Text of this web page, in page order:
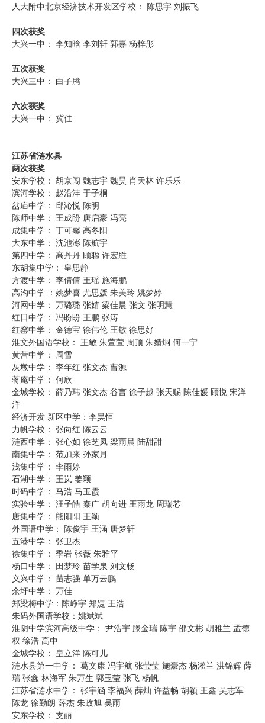
人大附中北京经济技术开发区学校： 陈思宇 刘振飞
四次获奖
大兴一中： 李知晗 李刘轩 郭嘉 杨梓彤
五次获奖
大兴三中： 白子腾
六次获奖
大兴一中： 冀佳
江苏省涟水县
两次获奖
安东学校： 胡京闯 魏志宇 魏昊 肖天林 许乐乐
滨河学校： 赵沿沣 于子桐
岔庙中学： 邱沁悦 陈明
陈师中学： 王成盼 唐启豪 冯亮
成集中学： 丁可馨 高冬阳
大东中学： 沈池澎 陈航宇
第四中学： 高丹丹 顾聪 许宏胜
东胡集中学： 皇思静
方渡中学： 李倩倩 王瑶 施海鹏
高沟中学 ：姚梦喜 尤思媛 朱美玲 姚梦婷
河网中学： 万璐璐 张婧 梁佳晨 张文 张明慧
红日中学： 冯盼盼 王鹏 张涛
红窑中学： 金德宝 徐伟伦 王敏 徐思好
淮文外国语学校： 王敏 朱萱萱 周顶 朱婧烔 何一宁
黄营中学： 周雪
灰墩中学： 李年红 张文杰 曹源
蒋庵中学： 何欣
金城学校： 薛乃玮 张文杰 谷言 徐子越 张天赐 陈佳媛 顾悦 宋洋
洋
经济开发 新区中学：李昊恒
力帆学校： 张向红 陈云云
涟西中学： 张心如 徐芝凤 梁雨晨 陆甜甜
南集中学： 范加来 孙家月
浅集中学： 李雨婷
石湖中学： 王岚 姜颖
时码中学： 马浩 马玉霞
实验中学： 汪子皓 秦广 胡向进 王雨龙 周瑞芯
唐集中学： 熊阳阳 王颖
外国语中学： 陈俊宇 王涵 唐梦轩
五港中学： 张卫杰
徐集中学： 季岩 张薇 朱雅平
杨口中学： 田梦玲 苗学泉 刘文畅
义兴中学： 苗志强 单万云鹏
余圩中学： 万佳
郑梁梅中学：陈峥宇 郑婕 王浩
朱码外国语学校：姚斌斌
淮阴中学滨河高级中学： 尹浩宇 滕金瑞 陈宇 邵文彬 胡雅兰 孟德
权 徐浩 高中
金城学校： 皇立洋 陈可儿
涟水县第一中学： 葛文康 冯宇航 张莹莹 施豪杰 杨淞兰 洪锦辉 薛
瑞 张鑫 林海军 朱万生 郭玉莹 张飞 杨帆
江苏省涟水中学： 张宇涵 李福兴 薛灿 许益畅 胡颖 王鑫 吴志军
陈龙 徐勤朗 薛杰 朱政旭 吴雨
安东学校： 支丽